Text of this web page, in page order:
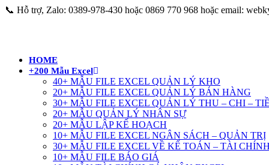
Skip
📞 Hỗ trợ, Zalo: 0389-978-430 hoặc 0869 770 968 hoặc email:
HOME
+200 Mẫu Excel
40+ MẪU FILE EXCEL QUẢN LÝ KHO
20+ MẪU FILE EXCEL QUẢN LÝ BÁN HÀNG
30+ MẪU FILE EXCEL QUẢN LÝ THU – CHI –
20+ MẪU QUẢN LÝ NHÂN SỰ
20+ MẪU LẬP KẾ HOẠCH
10+ MẪU FILE EXCEL NGÂN SÁCH – QUẢN TRỊ
30+ MẪU FILE EXCEL VỀ KẾ TOÁN – TÀI
10+ MẪU FILE BÁO GIÁ